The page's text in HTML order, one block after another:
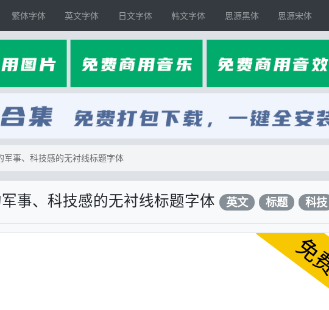
繁体字体 英文字体 日文字体 韩文字体 思源黑体 思源宋体
事、科技感的无衬线标题字体
事、科技感的无衬线标题字体 英文 标题 科技